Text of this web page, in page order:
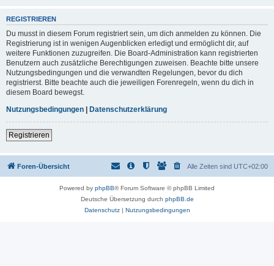
REGISTRIEREN
Du musst in diesem Forum registriert sein, um dich anmelden zu können. Die
Registrierung ist in wenigen Augenblicken erledigt und ermöglicht dir, auf
weitere Funktionen zuzugreifen. Die Board-Administration kann registrierten
Benutzern auch zusätzliche Berechtigungen zuweisen. Beachte bitte unsere
Nutzungsbedingungen und die verwandten Regelungen, bevor du dich
registrierst. Bitte beachte auch die jeweiligen Forenregeln, wenn du dich in
diesem Board bewegst.
Nutzungsbedingungen | Datenschutzerklärung
Registrieren
Foren-Übersicht Alle Zeiten sind UTC+02:00
Powered by phpBB® Forum Software © phpBB Limited
Deutsche Übersetzung durch phpBB.de
Datenschutz| Nutzungsbedingungen